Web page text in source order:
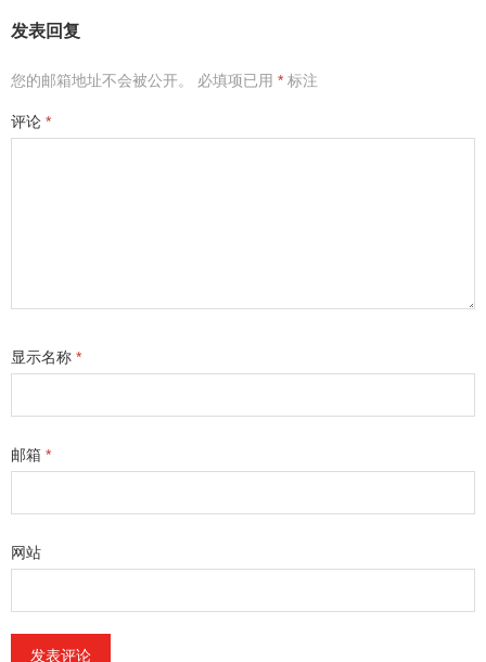
发表回复
您的邮箱地址不会被公开。 必填项已用 * 标注
评论 *
显示名称 *
邮箱 *
网站